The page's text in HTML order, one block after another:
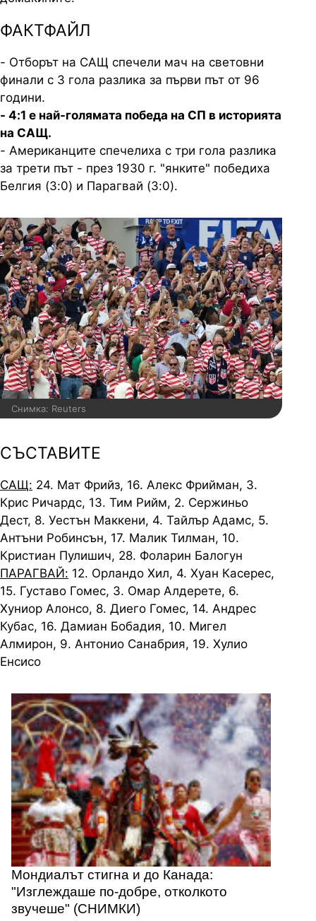
ФАКТФАЙЛ
- Отборът на САЩ спечели мач на световни
финали с 3 гола разлика за първи път от 96
години.
- 4:1 е най-голямата победа на СП в историята
на САЩ.
- Американците спечелиха с три гола разлика
за трети път - през 1930 г. "янките" победиха
Белгия (3:0) и Парагвай (3:0).
Снимка: Reuters
СЪСТАВИTE
САЩ: 24. Мат Фрийз, 16. Алекс Фрийман, 3.
Крис Ричардс, 13. Тим Рийм, 2. Сержиньо
Дест, 8. Уестън Маккени, 4. Тайлър Адамс, 5.
Антъни Робинсън, 17. Малик Тилман, 10.
Кристиан Пулишич, 28. Фоларин Балогун
ПАРАГВАЙ: 12. Орландо Хил, 4. Хуан Касерес,
15. Густаво Гомес, 3. Омар Алдерете, 6.
Хуниор Алонсо, 8. Диего Гомес, 14. Андрес
Кубас, 16. Дамиан Бобадия, 10. Мигел
Алмирон, 9. Антонио Санабрия, 19. Хулио
Енсисо
Мондиалът стигна и до Канада:
"Изглеждаше по-добре, отколкото
звучеше" (СНИМКИ)